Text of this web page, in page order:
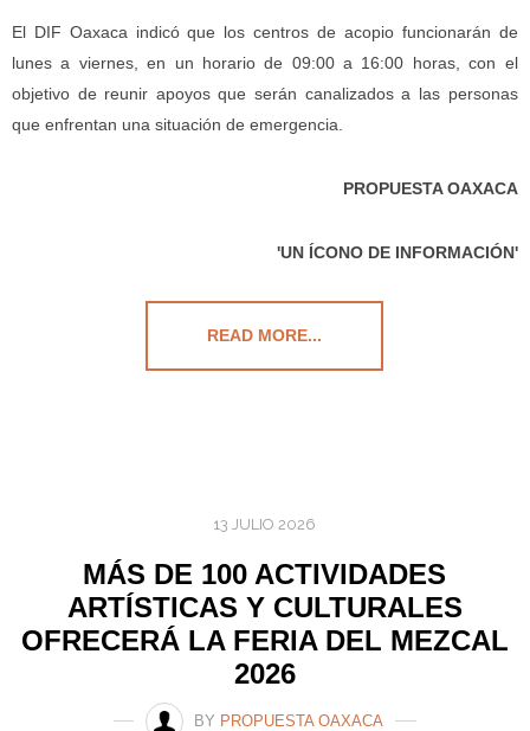
El DIF Oaxaca indicó que los centros de acopio funcionarán de
lunes a viernes, en un horario de 09:00 a 16:00 horas, con el
objetivo de reunir apoyos que serán canalizados a las personas
que enfrentan una situación de emergencia.
PROPUESTA OAXACA
'UN ÍCONO DE INFORMACIÓN'
READ MORE...
13 JULIO 2026
MÁS DE 100 ACTIVIDADES
ARTÍSTICAS Y CULTURALES
OFRECERÁ LA FERIA DEL MEZCAL
2026
BY PROPUESTA OAXACA